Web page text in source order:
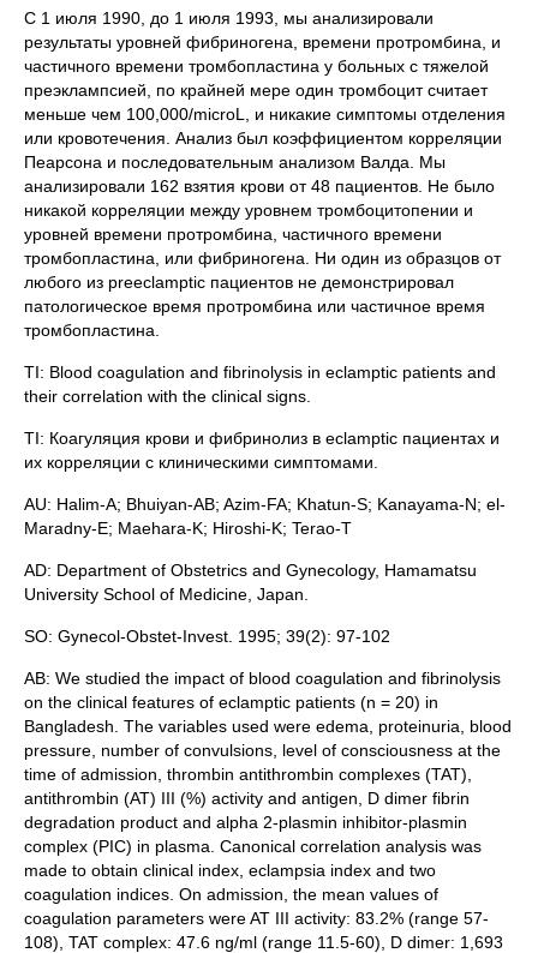
С 1 июля 1990, до 1 июля 1993, мы анализировали
результаты уровней фибриногена, времени протромбина, и
частичного времени тромбопластина у больных с тяжелой
преэклампсией, по крайней мере один тромбоцит считает
меньше чем 100,000/microL, и никакие симптомы отделения
или кровотечения. Анализ был коэффициентом корреляции
Пеарсона и последовательным анализом Валда. Мы
анализировали 162 взятия крови от 48 пациентов. Не было
никакой корреляции между уровнем тромбоцитопении и
уровней времени протромбина, частичного времени
тромбопластина, или фибриногена. Ни один из образцов от
любого из preeclamptic пациентов не демонстрировал
патологическое время протромбина или частичное время
тромбопластина.
TI: Blood coagulation and fibrinolysis in eclamptic patients and
their correlation with the clinical signs.
TI: Коагуляция крови и фибринолиз в eclamptic пациентах и
их корреляции с клиническими симптомами.
AU: Halim-A; Bhuiyan-AB; Azim-FA; Khatun-S; Kanayama-N; el-
Maradny-E; Maehara-K; Hiroshi-K; Terao-T
AD: Department of Obstetrics and Gynecology, Hamamatsu
University School of Medicine, Japan.
SO: Gynecol-Obstet-Invest. 1995; 39(2): 97-102
AB: We studied the impact of blood coagulation and fibrinolysis
on the clinical features of eclamptic patients (n = 20) in
Bangladesh. The variables used were edema, proteinuria, blood
pressure, number of convulsions, level of consciousness at the
time of admission, thrombin antithrombin complexes (TAT),
antithrombin (AT) III (%) activity and antigen, D dimer fibrin
degradation product and alpha 2-plasmin inhibitor-plasmin
complex (PIC) in plasma. Canonical correlation analysis was
made to obtain clinical index, eclampsia index and two
coagulation indices. On admission, the mean values of
coagulation parameters were AT III activity: 83.2% (range 57-
108), TAT complex: 47.6 ng/ml (range 11.5-60), D dimer: 1,693